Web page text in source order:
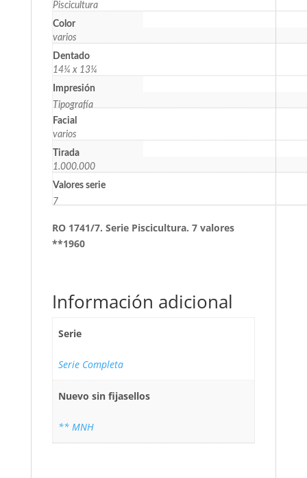
Piscicultura
Color
varios
Dentado
14¼ x 13¼
Impresión
Tipografía
Facial
varios
Tirada
1.000.000
Valores serie
7
RO 1741/7. Serie Piscicultura. 7 valores
**1960
Información adicional
Serie
Serie Completa
Nuevo sin fijasellos
** MNH